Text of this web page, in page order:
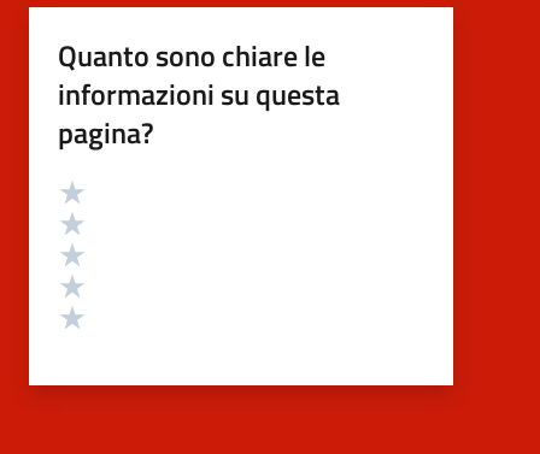
Quanto sono chiare le
informazioni su questa
pagina?
Valutazione